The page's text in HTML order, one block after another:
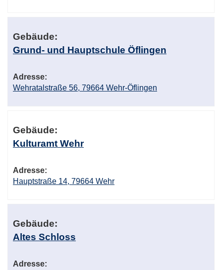
Gebäude:
Grund- und Hauptschule Öflingen
Adresse:
Wehratalstraße 56, 79664 Wehr-Öflingen
Gebäude:
Kulturamt Wehr
Adresse:
Hauptstraße 14, 79664 Wehr
Gebäude:
Altes Schloss
Adresse: